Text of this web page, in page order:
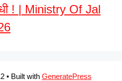
! | Ministry Of Jal
• Built with GeneratePress